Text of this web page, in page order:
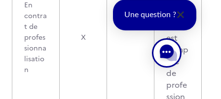
En
contra
t de
profes
sionna
lisatio
n
X
é de
l'empl
oi. Il
est
comp
osé
de
profe
ssion
Une question ?